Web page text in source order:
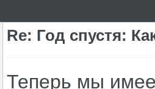
Re: Год спустя:
Теперь мы